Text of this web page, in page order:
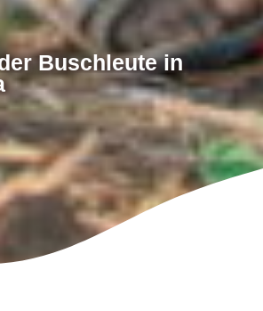
Buschleute in